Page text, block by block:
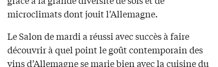
microclimats dont jouit l’Allemagne.
Le Salon de mardi a réussi avec succès à faire
découvrir à quel point le goût contemporain des
vins d’Allemagne se marie bien avec la cuisine du